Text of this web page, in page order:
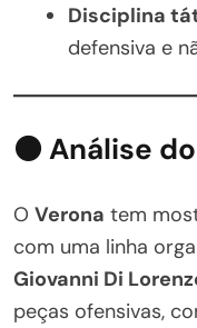
Disciplina
defensiva e
⚫ Análise
O Verona tem
com uma linha
Giovanni Di
peças ofensivas,